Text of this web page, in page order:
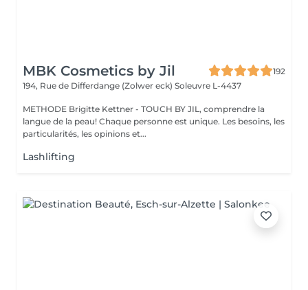
MBK Cosmetics by Jil
192
194, Rue de Differdange (Zolwer eck) Soleuvre L-4437
METHODE Brigitte Kettner - TOUCH BY JIL, comprendre la
langue de la peau! Chaque personne est unique. Les besoins, les
particularités, les opinions et...
Lashlifting